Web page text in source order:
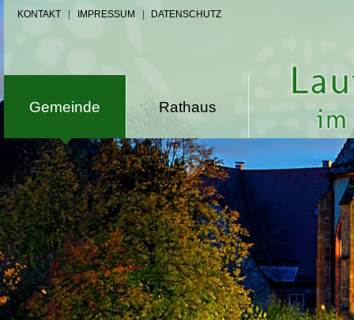
KONTAKT IMPRESSUM DATENSCHUTZ
Gemeinde Rathaus